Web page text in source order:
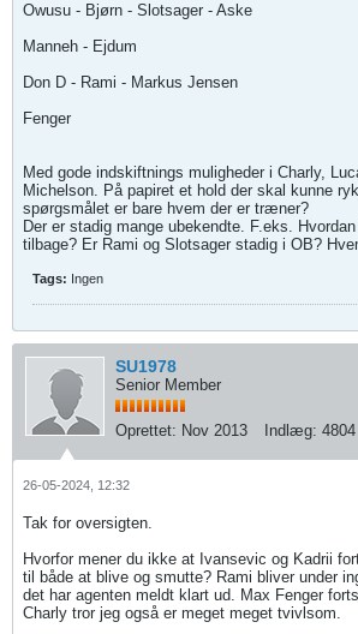
Owusu - Bjørn - Slotsager - Aske
Manneh - Ejdum
Don D - Rami - Markus Jensen
Fenger
Med gode indskiftnings muligheder i Charly,
Michelson. På papiret et hold der skal kunne
spørgsmålet er bare hvem der er træner?
Der er stadig mange ubekendte. F.eks.
tilbage? Er Rami og Slotsager stadig i OB?
Tags: Ingen
SU1978
Senior Member
Oprettet: Nov 2013 Indlæg: 4804
26-05-2024, 12:32
Tak for oversigten.
Hvorfor mener du ikke at Ivansevic og Kadrii
til både at blive og smutte? Rami bliver under
det har agenten meldt klart ud. Max Fenger
Charly tror jeg også er meget meget tvivlsom.